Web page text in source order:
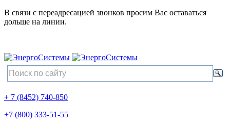
В связи с переадресацией звонков просим Вас оставаться
дольше на линии.
+ 7 (8452) 740-850
+7 (800) 333-51-55